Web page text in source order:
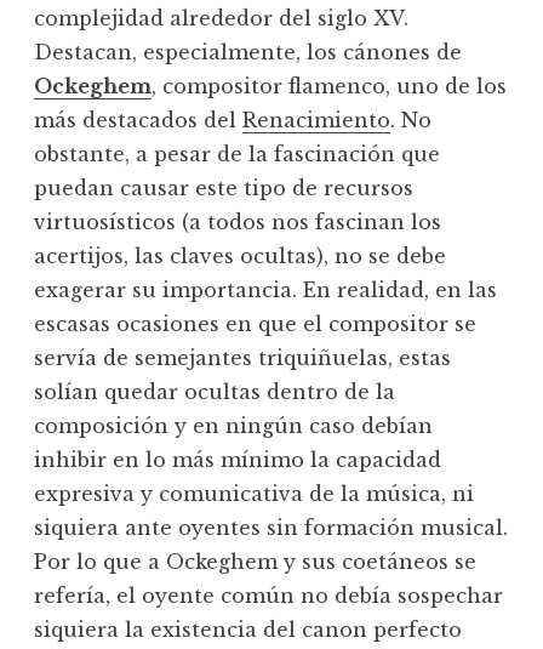
complejidad alrededor del siglo XV.
Destacan, especialmente, los cánones de
Ockeghem, compositor flamenco, uno de los
más destacados del Renacimiento. No
obstante, a pesar de la fascinación que
puedan causar este tipo de recursos
virtuosísticos (a todos nos fascinan los
acertijos, las claves ocultas), no se debe
exagerar su importancia. En realidad, en las
escasas ocasiones en que el compositor se
servía de semejantes triquiñuelas, estas
solían quedar ocultas dentro de la
composición y en ningún caso debían
inhibir en lo más mínimo la capacidad
expresiva y comunicativa de la música, ni
siquiera ante oyentes sin formación musical.
Por lo que a Ockeghem y sus coetáneos se
refería, el oyente común no debía sospechar
siquiera la existencia del canon perfecto